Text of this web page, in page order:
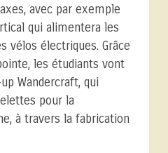
avec par exemple
qui alimentera les
vélos électriques. Grâce
les étudiants vont
Wandercraft, qui
pour la
à travers la fabrication